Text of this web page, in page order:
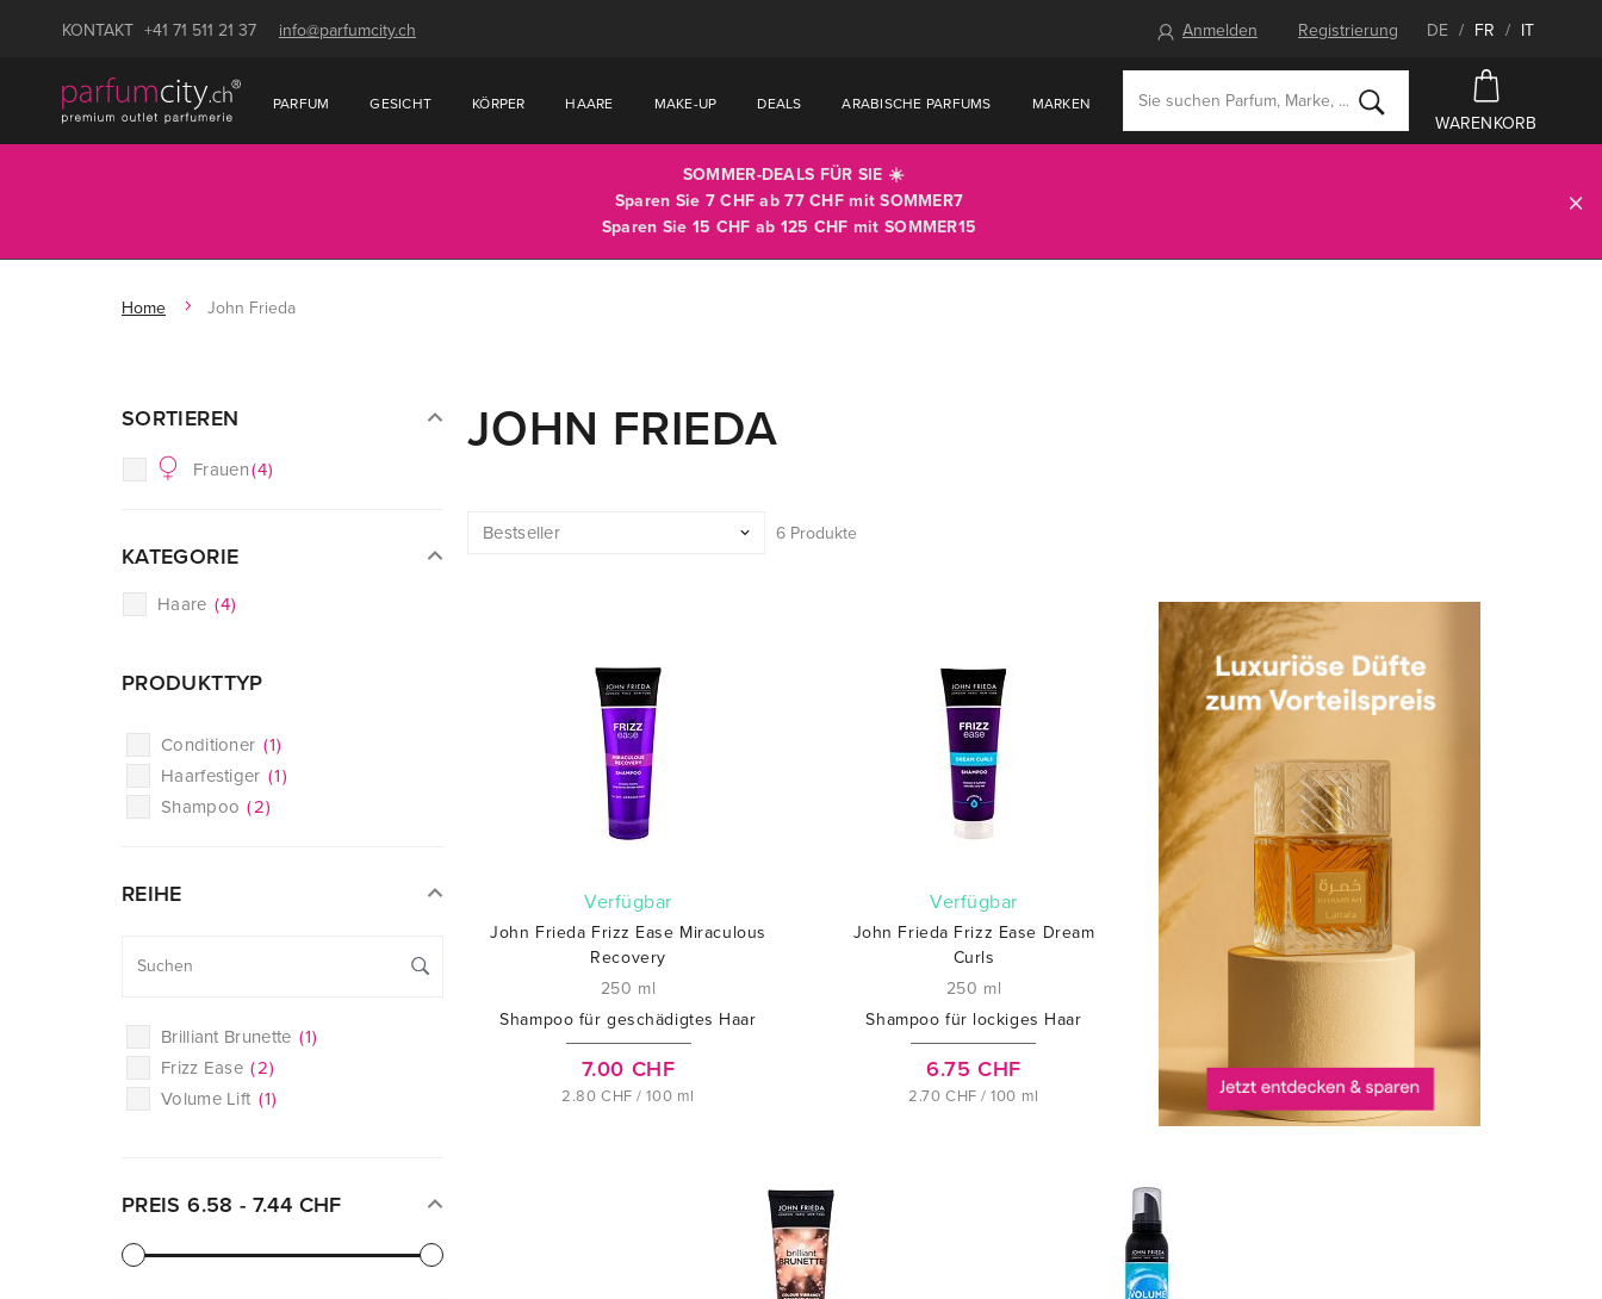
KONTAKT +41 71 511 21 37 info@parfumcity.ch Anmelden Registrierung DE / FR / IT
PARFUM GESICHT KÖRPER HAARE MAKE-UP DEALS ARABISCHE PARFUMS MARKEN
WARENKORB
SOMMER-DEALS FÜR SIE ☀️
Sparen Sie 7 CHF ab 77 CHF mitSOMMER7
Sparen Sie 15 CHF ab 125 CHF mit SOMMER15
Home John Frieda
SORTIEREN
Frauen(4)
KATEGORIE
Haare (4)
PRODUKTTYP
Conditioner (1)
Haarfestiger (1)
Shampoo (2)
REIHE
Brilliant Brunette (1)
Frizz Ease (2)
Volume Lift (1)
PREIS6.58 - 7.44 CHF
JOHN FRIEDA
6 Produkte
verfügbar
John Frieda Frizz Ease Miraculous
Recovery
250 ml
Shampoo für geschädigtes Haar
7.00 CHF
2.80 CHF / 100 ml
verfügbar
John Frieda Frizz Ease Dream
Curls
250 ml
Shampoo für lockiges Haar
6.75 CHF
2.70 CHF / 100 ml